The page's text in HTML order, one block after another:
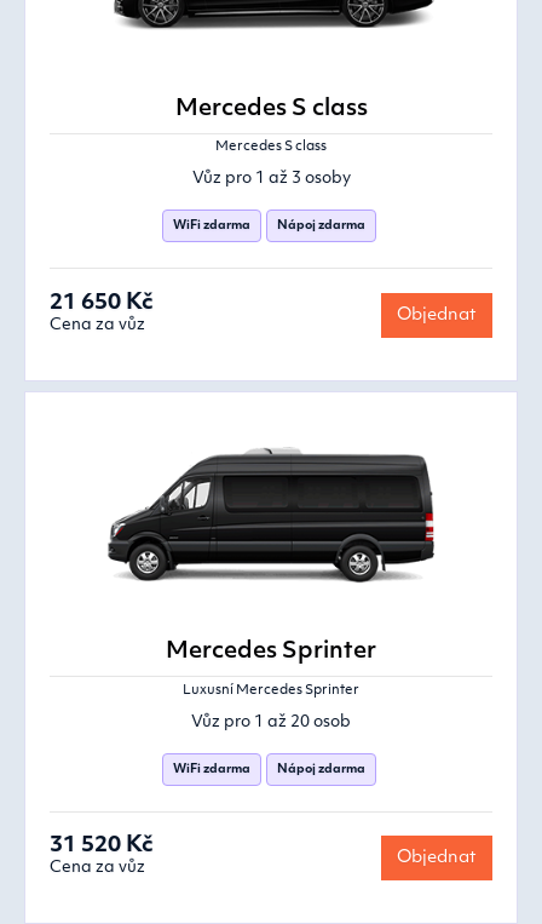
Mercedes S class
Mercedes S class
Vůz pro 1 až 3 osoby
WiFi zdarma Nápoj zdarma
21 650 Kč
Cena za vůz
Objednat
Mercedes Sprinter
Luxusní Mercedes Sprinter
Vůz pro 1 až 20 osob
WiFi zdarma Nápoj zdarma
31 520 Kč
Cena za vůz
Objednat